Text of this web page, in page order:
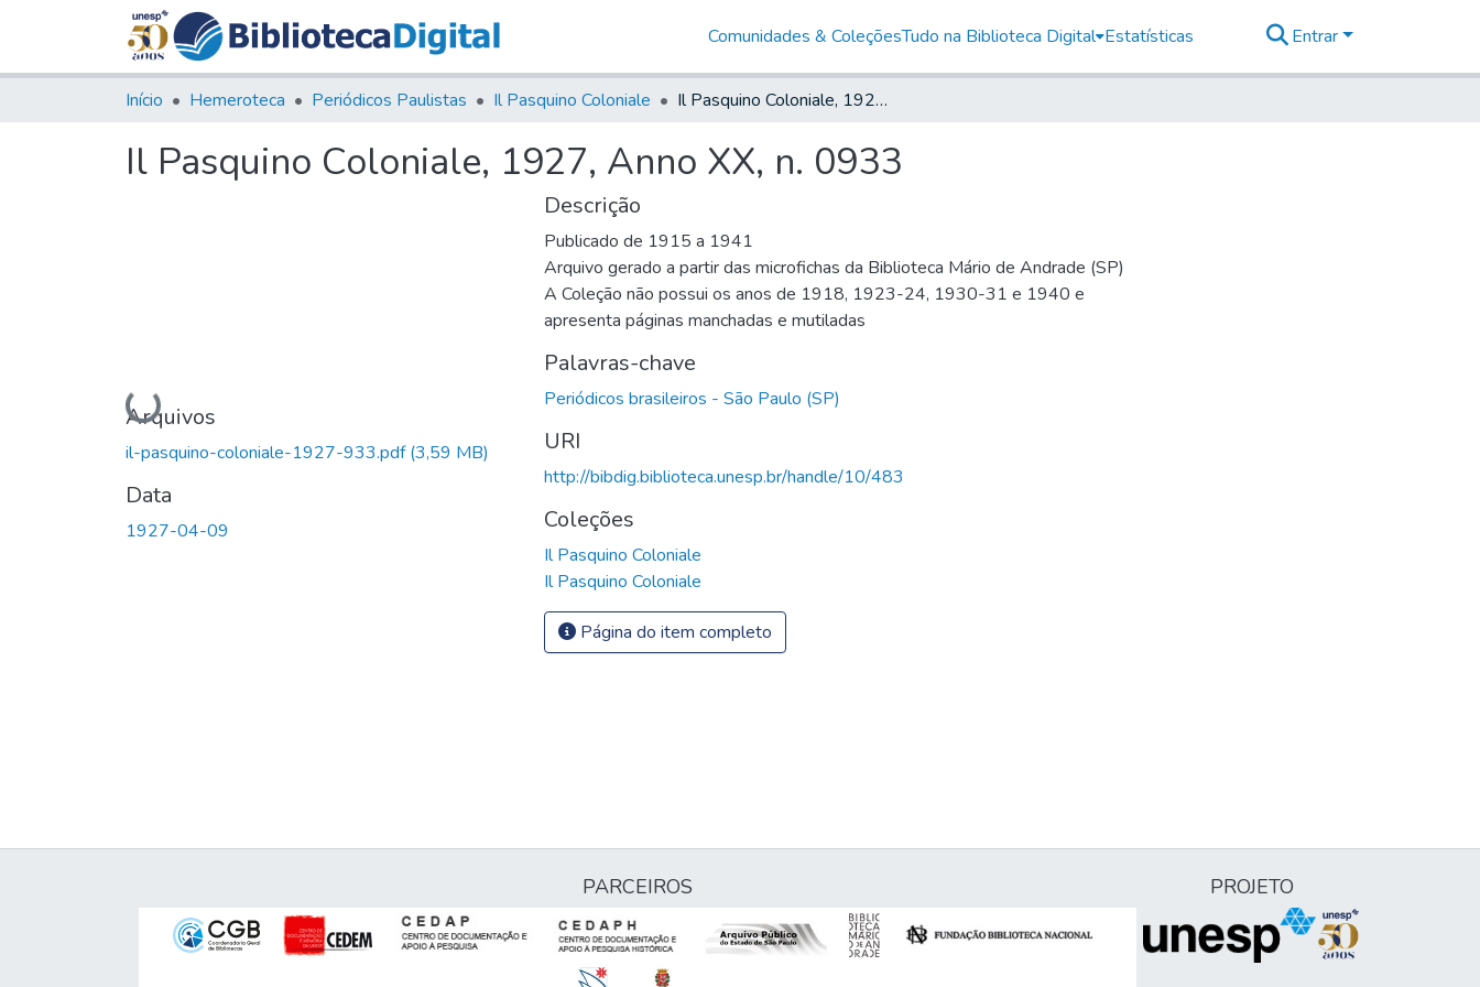
Comunidades & ColeçõesTudo na Biblioteca Digital Estatísticas Entrar
Início Hemeroteca Periódicos Paulistas Il Pasquino Coloniale Il Pasquino Coloniale, 1927, Anno XX, n. 0933
Il Pasquino Coloniale, 1927, Anno XX, n. 0933
Carregando...
Arquivos
il-pasquino-coloniale-1927-933.pdf(3,59 MB)
Data
1927-04-09
Descrição
Publicado de 1915 a 1941
Arquivo gerado a partir das microfichas da Biblioteca Mário de Andrade (SP)
A Coleção não possui os anos de 1918, 1923-24, 1930-31 e 1940 e
apresenta páginas manchadas e mutiladas
Palavras-chave
Periódicos brasileiros - São Paulo (SP)
URI
http://bibdig.biblioteca.unesp.br/handle/10/483
Coleções
Il Pasquino Coloniale
Il Pasquino Coloniale
Página do item completo
PARCEIROS PROJETO